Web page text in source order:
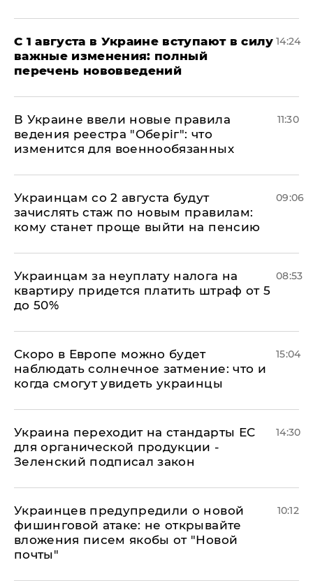
С 1 августа в Украине вступают в силу
важные изменения: полный
перечень нововведений
14:24
В Украине ввели новые правила
ведения реестра "Оберіг": что
изменится для военнообязанных
11:30
Украинцам со 2 августа будут
зачислять стаж по новым правилам:
кому станет проще выйти на пенсию
09:06
Украинцам за неуплату налога на
квартиру придется платить штраф от 5
до 50%
08:53
Скоро в Европе можно будет
наблюдать солнечное затмение: что и
когда смогут увидеть украинцы
15:04
Украина переходит на стандарты ЕС
для органической продукции -
Зеленский подписал закон
14:30
Украинцев предупредили о новой
фишинговой атаке: не открывайте
вложения писем якобы от "Новой
почты"
10:12